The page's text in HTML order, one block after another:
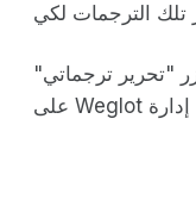
"تحرير ترجماتي"